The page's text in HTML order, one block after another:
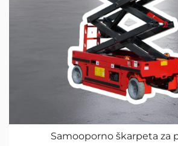
Samooporno škarpeta za